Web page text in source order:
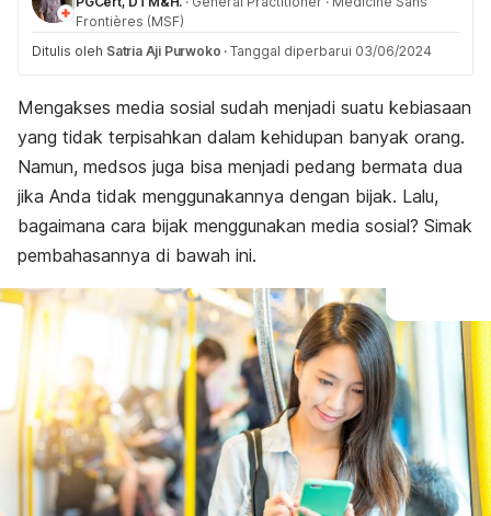
Frontières (MSF)
Ditulis oleh Satria Aji Purwoko · Tanggal diperbarui 03/06/2024
Mengakses media sosial sudah menjadi suatu kebiasaan
yang tidak terpisahkan dalam kehidupan banyak orang.
Namun, medsos juga bisa menjadi pedang bermata dua
jika Anda tidak menggunakannya dengan bijak. Lalu,
bagaimana cara bijak menggunakan media sosial? Simak
pembahasannya di bawah ini.